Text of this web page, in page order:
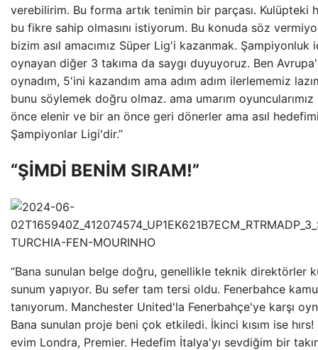
verebilirim. Bu forma artık tenimin bir parçası. Kulüpteki
bu fikre sahip olmasını istiyorum. Bu konuda söz
bizim asıl amacımız Süper Lig'i kazanmak. Şampiyonluk
oynayan diğer 3 takıma da saygı duyuyoruz. Ben
oynadım, 5'ini kazandım ama adım adım ilerlememiz
bunu söylemek doğru olmaz. ama umarım
önce elenir ve bir an önce geri dönerler ama asıl
Şampiyonlar Ligi'dir.”
“ŞİMDİ BENİM SIRAM!”
“Bana sunulan belge doğru, genellikle teknik direktörler
sunum yapıyor. Bu sefer tam tersi oldu. Fenerbahce
tanıyorum. Manchester United'la Fenerbahçe'ye karşı
Bana sunulan proje beni çok etkiledi. İkinci kısım ise hırs!
evim Londra, Premier. Hedefim İtalya'yı sevdiğim bir